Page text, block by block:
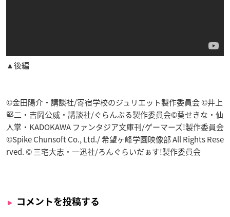
▲後編
©金田陽介・講談社/寄宿学校のジュリエット製作委員会 ©井上
堅二・吉岡公威・講談社/ぐらんぶる製作委員会©葵せきな・仙
人掌・KADOKAWA ファンタジア文庫刊/ゲーマーズ!製作委員会
©Spike Chunsoft Co., Ltd./ 希望ヶ峰学園映像部 All Rights Rese
rved. © 三宅大志・一迅社/ろんぐらいだぁす!製作委員会
コメントを投稿する